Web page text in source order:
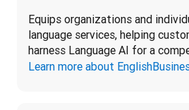
Equips organizations and
language services, helping
harness Language AI for a
Learn more about